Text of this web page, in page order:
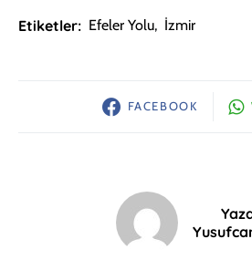
Etiketler: Efeler Yolu, İzmir
FACEBOOK